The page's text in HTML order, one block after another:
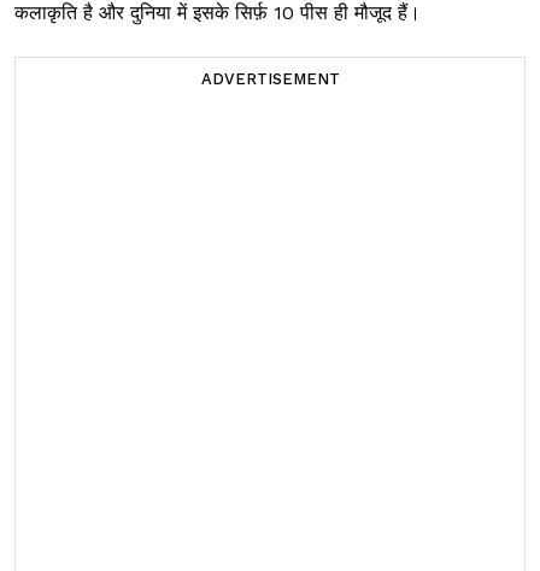
कलाकृति है और दुनिया में इसके सिर्फ़ 10 पीस ही मौजूद हैं।
ADVERTISEMENT